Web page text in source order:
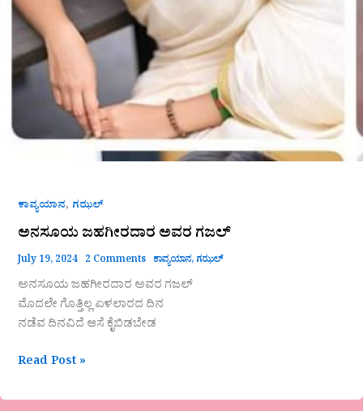
ಕಾವ್ಯಯಾನ, ಗಝಲ್
ಅನಸೂಯ ಜಹಗೀರದಾರ ಅವರ ಗಜಲ್
July 19, 2024 2 Comments ಕಾವ್ಯಯಾನ, ಗಝಲ್
ಅನಸೂಯ ಜಹಗೀರದಾರ ಅವರ ಗಜಲ್
ಮೊದಲೇ ಗೊತ್ತಿಲ್ಲ ಏಳಲಾರದ ದಿನ
ನಡೆವ ದಿನವಿದೆ ಆಸೆ ಕೈಬಿಡಬೇಡ
Read Post »